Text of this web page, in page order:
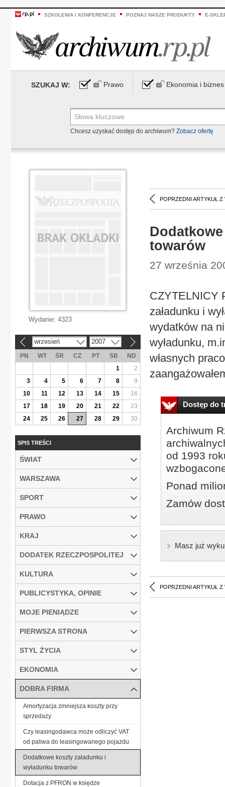
SZKOLENIA I KONFERENCJE POZNAJ NASZE PRODUKTY E-
SZUKAJ W: Prawo Ekonomia i biznes
Chcesz uzyskać dostęp do archiwum? Zobacz ofertę
POPRZEDNI ARTYKUŁ Z
towarów
27 września
CZYTELNICY
załadunku i
wydatków na
wyładunku,
własnych
Dostęp do
Archiwum
od 1993
Ponad
Zamów
Masz już
POPRZEDNI ARTYKUŁ Z
Wydanie: 4323
wrzesień 2007
PN WT ŚR CZ PT SB
ND
1
2
3
4 5 6 7 8
9
10
11 12 13 14 15
16
17
18 19 20 21 22
23
24
25 26 27 28 29 30
SPIS TREŚCI
ŚWIAT
WARSZAWA
SPORT
PRAWO
KRAJ
DODATEK RZECZPOSPOLITEJ
KULTURA
PUBLICYSTYKA, OPINIE
MOJE PIENIĄDZE
PIERWSZA STRONA
STYL ŻYCIA
EKONOMIA
DOBRA FIRMA
Amortyzacja zmniejsza koszty przy
sprzedaży
Czy leasingodawca może odliczyć VAT
od paliwa do leasingowanego pojazdu
Dodatkowe koszty załadunku i
wyładunku towarów
Dotacja z PFRON w księdze